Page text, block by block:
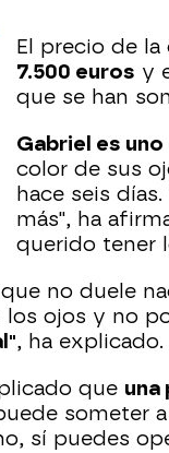
El precio de
7.500 euros y
que se han
Gabriel es
color de sus
hace seis
más", ha
querido tener
no duele
los ojos y no
, ha explicado.
que una
someter
sí puedes